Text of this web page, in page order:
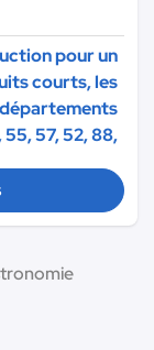
pour un
courts, les
55, 57, 52, 88,